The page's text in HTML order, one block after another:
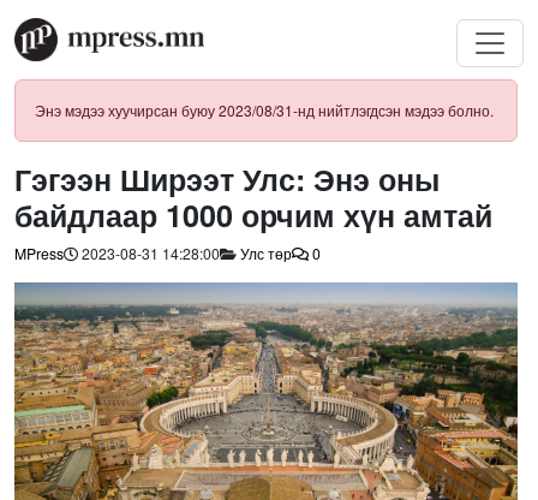
Энэ мэдээ хуучирсан буюу 2023/08/31-нд нийтлэгдсэн мэдээ болно.
Гэгээн Ширээт Улс: Энэ оны
байдлаар 1000 орчим хүн амтай
MPress 2023-08-31 14:28:00 Улс төр 0